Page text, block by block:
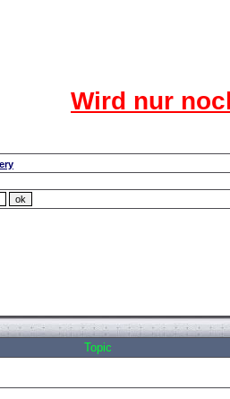
Wird nur
Topic